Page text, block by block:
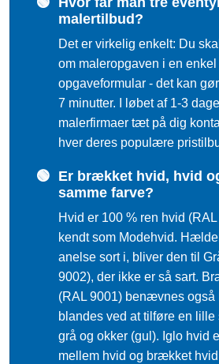
malertilbud?
Det er virkelig enkelt: Du
om maleropgaven i en enkel
opgaveformular - det kan
7 minutter. I løbet af 1-3
malerfirmaer tæt på dig
hver deres populære
🟢 Er brækket hvid, hvid
samme farve?
Hvid er 100 % ren hvid
kendt som Modehvid.
anelse sort i, bliver den til
9002), der ikke er så sart.
(RAL 9001) benævnes også
blandes ved at tilføre en lille
grå og okker (gul). Iglo hvid
mellem hvid og brækket